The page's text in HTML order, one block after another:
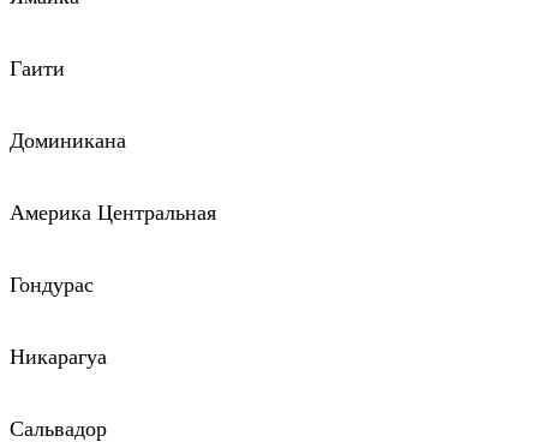
Гаити
Доминикана
Америка Центральная
Гондурас
Никарагуа
Сальвадор